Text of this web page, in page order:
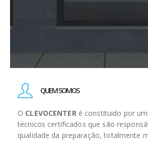
QUEM SOMOS
O CLEVOCENTERé constituido por
técnicos certificados que são
qualidade da preparação, totalmente